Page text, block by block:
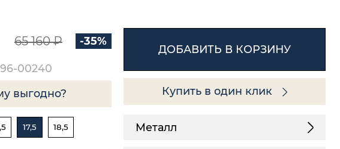
65 160 ₽ -35%
00240
выгодно?
17,5 18,5
ДОБАВИТЬ В КОРЗИНУ
Купить в один клик
Металл